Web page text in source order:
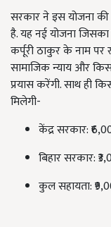
सरकार ने इस योजना
है. यह नई योजना
कर्पूरी ठाकुर के नाम पर
सामाजिक न्याय और
प्रयास करेंगी. साथ ही
मिलेगी-
केंद्र सरकार:
बिहार सरकार:
कुल सहायता: